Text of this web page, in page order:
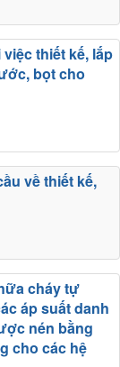
thiết kế, lắp
bọt cho
về thiết kế,
cháy tự
áp suất danh
nén bằng
cho các hệ